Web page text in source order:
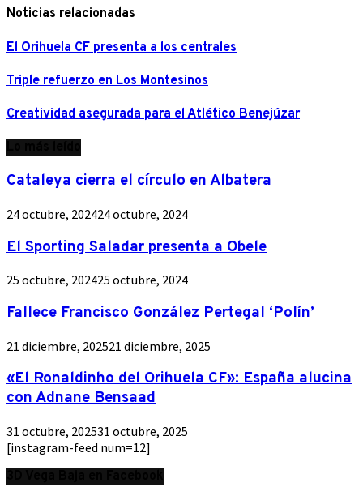
Noticias relacionadas
El Orihuela CF presenta a los centrales
Triple refuerzo en Los Montesinos
Creatividad asegurada para el Atlético Benejúzar
Cataleya cierra el círculo en Albatera
24 octubre, 202424 octubre, 2024
El Sporting Saladar presenta a Obele
25 octubre, 202425 octubre, 2024
Fallece Francisco González Pertegal ‘Polín’
21 diciembre, 202521 diciembre, 2025
«El Ronaldinho del Orihuela CF»: España alucina
con Adnane Bensaad
31 octubre, 202531 octubre, 2025
[instagram-feed num=12]